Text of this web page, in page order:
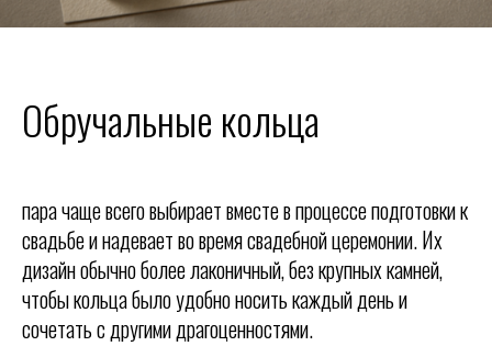
Обручальные кольца
пара чаще всего выбирает вместе в процессе подготовки к
свадьбе и надевает во время свадебной церемонии. Их
дизайн обычно более лаконичный, без крупных камней,
чтобы кольца было удобно носить каждый день и
сочетать с другими драгоценностями.